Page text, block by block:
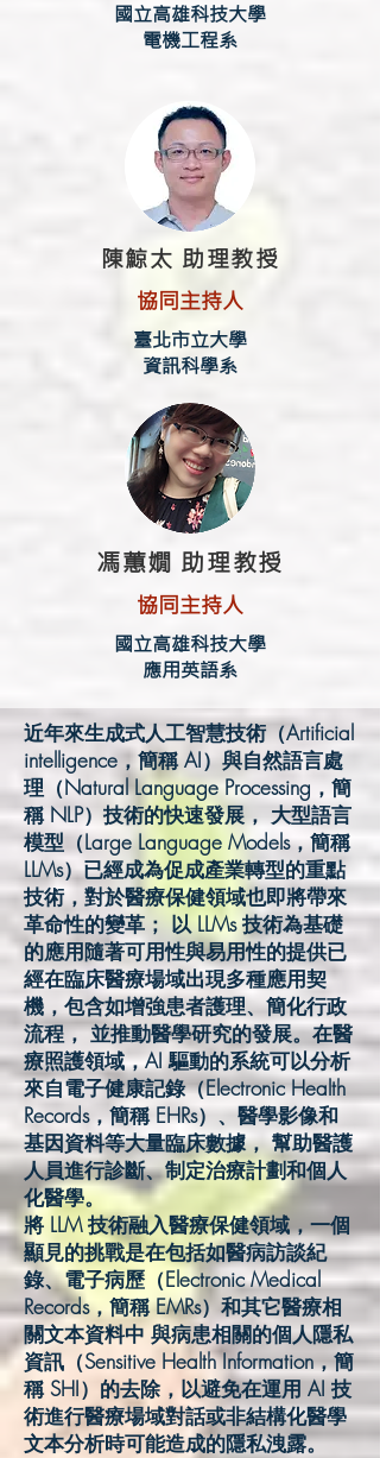
國立高雄科技大學
電機工程系
陳鯨太 助理教授
協同主持人
臺北市立大學
資訊科學系
馮蕙嫺 助理教授
協同主持人
國立高雄科技大學
應用英語系
近年來生成式人工智慧技術（Artificial
intelligence，簡稱 AI）與自然語言處
理（Natural Language Processing，簡
稱 NLP）技術的快速發展， 大型語言
模型（Large Language Models，簡稱
LLMs）已經成為促成產業轉型的重點
技術，對於醫療保健領域也即將帶來
革命性的變革； 以 LLMs 技術為基礎
的應用隨著可用性與易用性的提供已
經在臨床醫療場域出現多種應用契
機，包含如增強患者護理、簡化行政
流程， 並推動醫學研究的發展。在醫
療照護領域，AI 驅動的系統可以分析
來自電子健康記錄（Electronic Health
Records，簡稱 EHRs）、醫學影像和
基因資料等大量臨床數據， 幫助醫護
人員進行診斷、制定治療計劃和個人
化醫學。
將 LLM 技術融入醫療保健領域，一個
顯見的挑戰是在包括如醫病訪談紀
錄、電子病歷（Electronic Medical
Records，簡稱 EMRs）和其它醫療相
關文本資料中 與病患相關的個人隱私
資訊（Sensitive Health Information，簡
稱 SHI）的去除，以避免在運用 AI 技
術進行醫療場域對話或非結構化醫學
文本分析時可能造成的隱私洩露。